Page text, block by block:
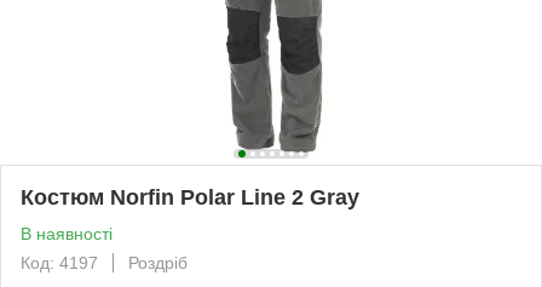
Костюм Norfin Polar Line 2 Gray
В наявності
Код: 4197
Роздріб